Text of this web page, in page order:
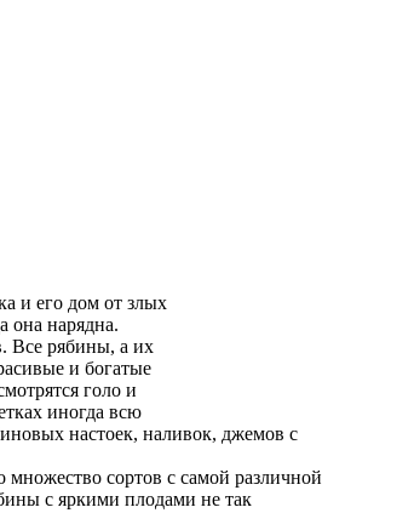
и его дом от злых
она нарядна.
Все рябины, а их
и богатые
голо и
иногда всю
настоек, наливок, джемов с
сортов с самой различной
с яркими плодами не так